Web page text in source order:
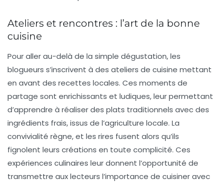
Ateliers et rencontres : l’art de la bonne
cuisine
Pour aller au-delà de la simple dégustation, les
blogueurs s’inscrivent à des ateliers de cuisine mettant
en avant des recettes locales. Ces moments de
partage sont enrichissants et ludiques, leur permettant
d’apprendre à réaliser des plats traditionnels avec des
ingrédients frais, issus de l’agriculture locale. La
convivialité règne, et les rires fusent alors qu’ils
fignolent leurs créations en toute complicité. Ces
expériences culinaires leur donnent l’opportunité de
transmettre aux lecteurs l’importance de cuisiner avec